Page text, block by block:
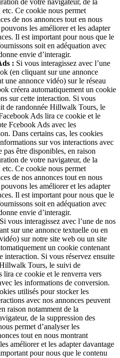
de votre navigateur, de la
Ce cookie nous permet
de nos annonces tout en nous
les améliorer et les adapter
Il est important pour nous que le
soit en adéquation avec
envie d’interagir.
: Si vous interagissez avec l’une
(en cliquant sur une annonce
une annonce vidéo) sur le réseau
créera automatiquement un cookie
sur cette interaction. Si vous
de randonnée Hillwalk Tours, le
Ads lira ce cookie et le
Fcebook Ads avec les
Dans certains cas, les cookies
sur vos interactions avec
pas être disponibles, en raison
de votre navigateur, de la
Ce cookie nous permet
de nos annonces tout en nous
les améliorer et les adapter
Il est important pour nous que le
soit en adéquation avec
envie d’interagir.
Si vous interagissez avec l’une de nos
sur une annonce textuelle ou en
sur notre site web ou un site
un cookie contenant
interaction. Si vous réservez ensuite
Tours, le suivi de
lira ce cookie et le renverra vers
les informations de conversion.
utilisés pour stocker les
avec nos annonces peuvent
raison notamment de la
de la suppression des
permet d’analyser les
tout en nous montrant
améliorer et les adapter davantage
pour nous que le contenu